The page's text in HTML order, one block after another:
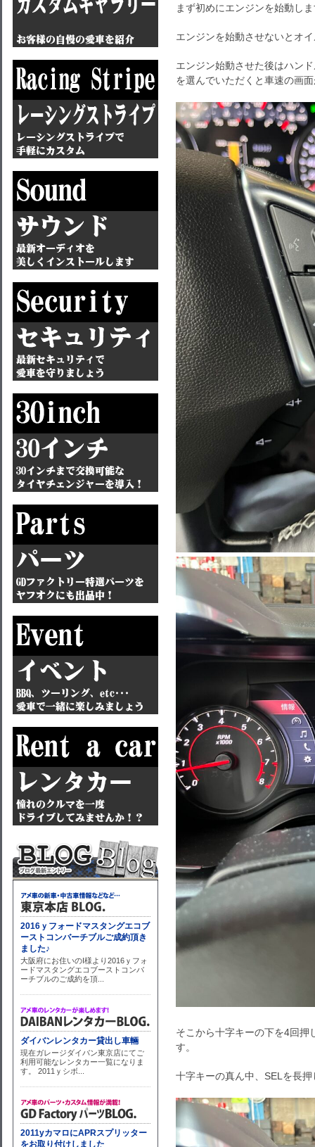
まず初めにエンジンを始動し
エンジンを始動させないとオ
エンジン始動させた後はハン
を選んでいただくと車速の画
そこから十字キーの下を4回押
す。
十字キーの真ん中、SELを長